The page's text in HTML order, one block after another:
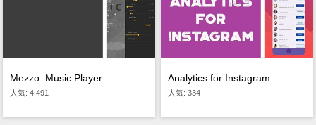
Mezzo: Music Player
人気: 4 491
Analytics for Instagram
人気: 334